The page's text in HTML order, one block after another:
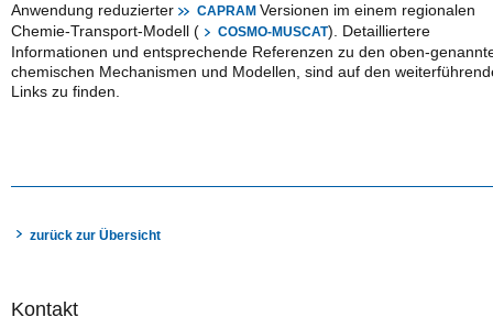
Anwendung reduzierter
CAPRAM Versionen im einem regionalen
Chemie-Transport-Modell (
COSMO-MUSCAT). Detailliertere
Informationen und entsprechende Referenzen zu den oben-
chemischen Mechanismen und Modellen, sind auf den
Links zu finden.
zurück zur Übersicht
Kontakt